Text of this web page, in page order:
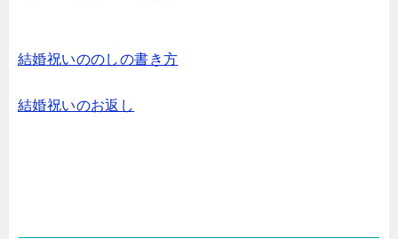
結婚祝いののしの書き方
結婚祝いのお返し